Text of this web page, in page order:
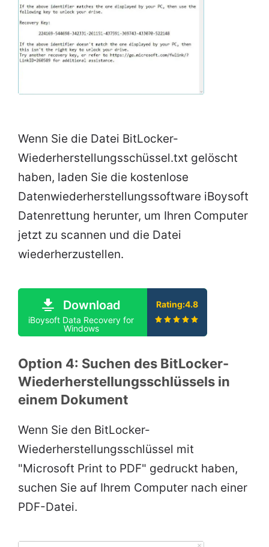
Wenn Sie die Datei BitLocker-
Wiederherstellungsschüssel.txt gelöscht
haben, laden Sie die kostenlose
Datenwiederherstellungssoftware iBoysoft
Datenrettung herunter, um Ihren Computer
jetzt zu scannen und die Datei
wiederherzustellen.
Download
iBoysoft Data Recovery for
Windows
Rating:4.8
Option 4: Suchen des BitLocker-
Wiederherstellungsschlüssels in
einem Dokument
Wenn Sie den BitLocker-
Wiederherstellungsschlüssel mit
"Microsoft Print to PDF" gedruckt haben,
suchen Sie auf Ihrem Computer nach einer
PDF-Datei.